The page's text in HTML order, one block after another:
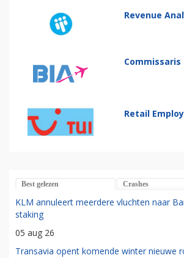
Revenue
Commissaris
Retail
Best gelezen Crashes
KLM annuleert meerdere vluchten naar
staking
05 aug 26
Transavia opent komende winter nieuwe